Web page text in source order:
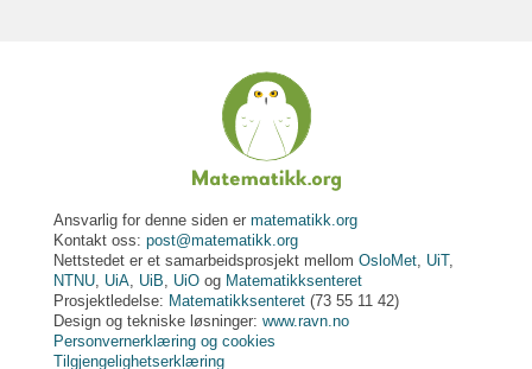
Ansvarlig for denne siden er matematikk.org
Kontakt oss: post@matematikk.org
Nettstedet er et samarbeidsprosjekt mellom OsloMet, UiT,
NTNU, UiA, UiB UiOog Matematikksenteret
Prosjektledelse: Matematikksenteret(73 55 11 42)
Design og tekniske løsninger: www.ravn.no
Personvernerklæring og cookies
Tilgjengelighetserklæring